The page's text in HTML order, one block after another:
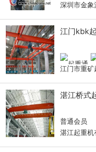
深圳市金象
江门kbk
江门市重
湛江桥式
普通会员
湛江起重机